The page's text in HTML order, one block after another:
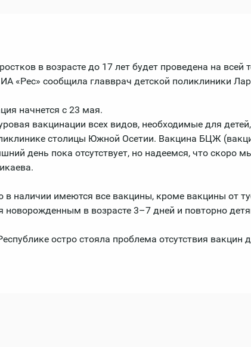
в возрасте до 17 лет будет проведена на всей
«Рес» сообщила главврач детской поликлиники
начнется с 23 мая.
вакцинации всех видов, необходимые для
столицы Южной Осетии. Вакцина БЦЖ
день пока отсутствует, но надеемся, что скоро
в наличии имеются все вакцины, кроме вакцины от
новорожденным в возрасте 3–7 дней и повторно
остро стояла проблема отсутствия вакцин